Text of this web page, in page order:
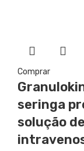
Comprar
seringa
solução